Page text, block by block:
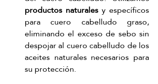
productos naturales y específicos
para cuero cabelludo graso,
eliminando el exceso de sebo sin
despojar al cuero cabelludo de los
aceites naturales necesarios para
su protección.